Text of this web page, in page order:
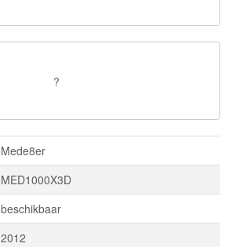
?
Mede8er
MED1000X3D
beschikbaar
2012